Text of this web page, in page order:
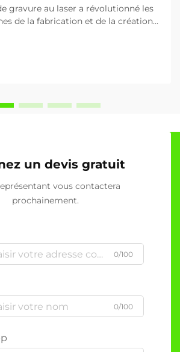
gravure au laser a révolutionné les
de la fabrication et de la création
faisceaux laser focalisés pour créer
un devis gratuit
vous contactera
prochainement.
0/100
0/100